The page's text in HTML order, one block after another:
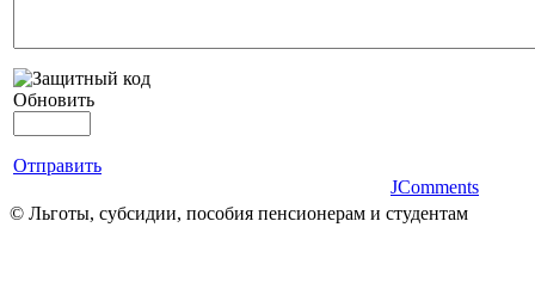
Обновить
Отправить
JComments
© Льготы, субсидии, пособия пенсионерам и студентам